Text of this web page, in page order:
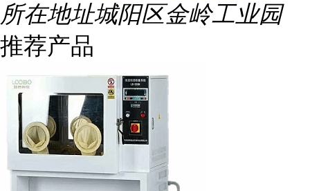
所在地址城阳区金岭工业园
推荐产品